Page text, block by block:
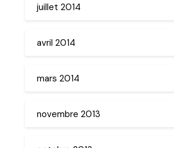
juillet 2014
avril 2014
mars 2014
novembre 2013